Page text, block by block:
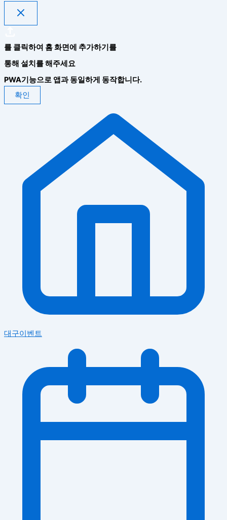
를 클릭하여 홈 화면에 추가하기를
통해 설치를 해주세요
PWA기능으로 앱과 동일하게 동작합니다.
확인
대구이벤트